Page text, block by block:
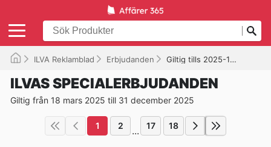
ILVA Reklamblad Erbjudanden Giltig tills 2025-12-31
ILVAS SPECIALERBJUDANDEN
Giltig från 18 mars 2025 till 31 december 2025
1 2 ... 17 18